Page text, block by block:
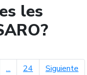
les
... 24 Siguiente